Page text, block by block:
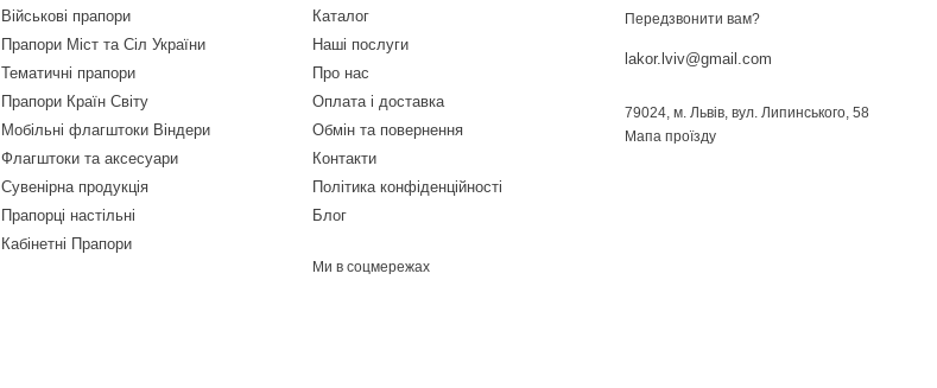
Військові прапори
Прапори Міст та Сіл України
Тематичні прапори
Прапори Країн Світу
Мобільні флагштоки Віндери
Флагштоки та аксесуари
Сувенірна продукція
Прапорці настільні
Кабінетні Прапори
Каталог
Наші послуги
Про нас
Оплата і доставка
Обмін та повернення
Контакти
Політика конфіденційності
Блог
Ми в соцмережах
Передзвонити вам?
lakor.lviv@gmail.com
79024, м. Львів, вул. Липинського, 58
Мапа проїзду